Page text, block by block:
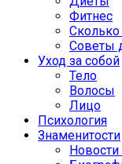
Фитнес
Сколько
Советы
Уход за собой
Тело
Волосы
Лицо
Психология
Знаменитости